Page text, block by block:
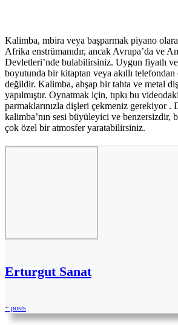
Kalimba, mbira veya başparmak piyano
Afrika enstrümanıdır, ancak Avrupa’da ve
Devletleri’nde bulabilirsiniz. Uygun fiyatlı
boyutunda bir kitaptan veya akıllı
değildir. Kalimba, ahşap bir tahta ve metal
yapılmıştır. Oynatmak için, tıpkı bu
parmaklarınızla dişleri çekmeniz gerekiyor .
kalimba’nın sesi büyüleyici ve benzersizdir,
çok özel bir atmosfer yaratabilirsiniz.
Erturgut Sanat
+ posts